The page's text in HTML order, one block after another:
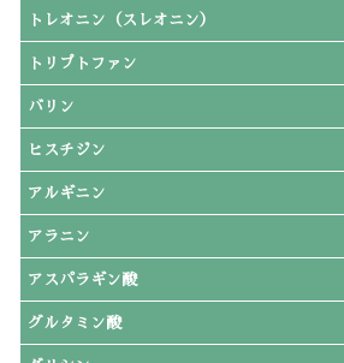
トレオニン（スレオニン）
トリプトファン
バリン
ヒスチジン
アルギニン
アラニン
アスパラギン酸
グルタミン酸